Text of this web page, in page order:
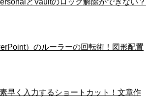
）のルーラーの回転術！図形配置
早く入力するショートカット！文章作